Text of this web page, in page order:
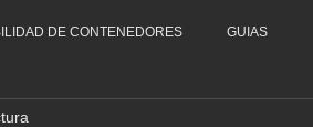
DE CONTENEDORES GUIAS